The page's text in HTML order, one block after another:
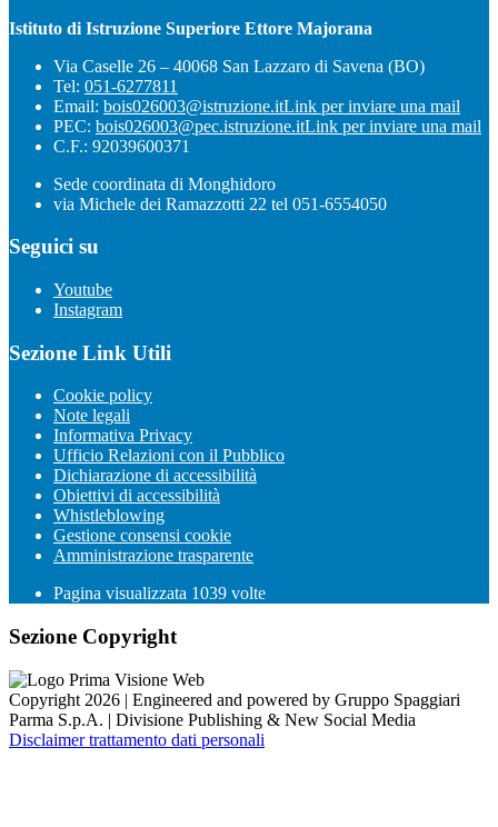
Istituto di Istruzione Superiore Ettore Majorana
Via Caselle 26 – 40068 San Lazzaro di Savena (BO)
Tel: 051-6277811
Email: bois026003@istruzione.itLink per inviare una mail
PEC: bois026003@pec.istruzione.itLink per inviare una mail
C.F.: 92039600371
Sede coordinata di Monghidoro
via Michele dei Ramazzotti 22 tel 051-6554050
Seguici su
Youtube
Instagram
Sezione Link Utili
Cookie policy
Note legali
Informativa Privacy
Ufficio Relazioni con il Pubblico
Dichiarazione di accessibilità
Obiettivi di accessibilità
Whistleblowing
Gestione consensi cookie
Amministrazione trasparente
Pagina visualizzata 1039 volte
Sezione Copyright
Copyright 2026 | Engineered and powered by Gruppo Spaggiari
Parma S.p.A. | Divisione Publishing & New Social Media
Disclaimer trattamento dati personali